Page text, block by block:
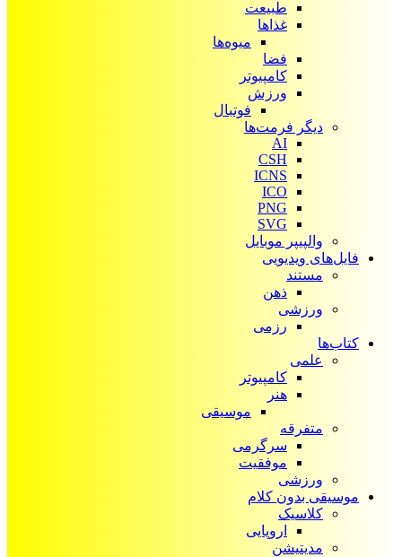
طبیعت
غذاها
میوه‌ها
فضا
کامپیوتر
ورزش
فوتبال
دیگر فرمت‌ها
AI
CSH
ICNS
ICO
PNG
SVG
والپیپر موبایل
فایل‌های ویدیویی
مستند
ذهن
ورزشی
رزمی
کتاب‌ها
علمی
کامپیوتر
هنر
موسیقی
متفرقه
سرگرمی
موفقیت
ورزشی
موسیقی بدون کلام
کلاسیک
اروپایی
مدیتیشن